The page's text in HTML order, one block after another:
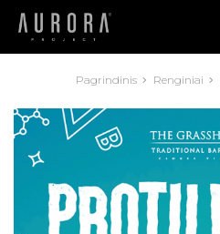
Pagrindinis Renginiai